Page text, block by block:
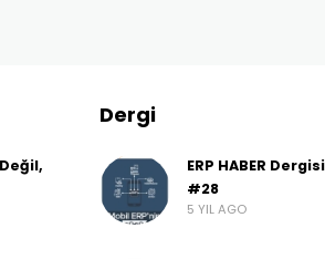
Dergi
ERP HABER
#28
5 YIL AGO